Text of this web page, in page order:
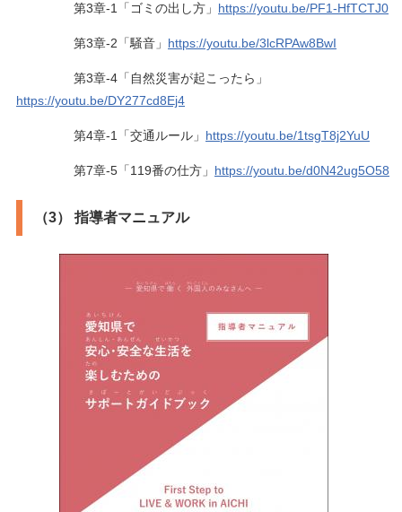
第3章-1「ゴミの出し方」 https://youtu.be/PF1-HfTCTJ0
第3章-2「騒音」 https://youtu.be/3lcRPAw8BwI
第3章-4「自然災害が起こったら」
https://youtu.be/DY277cd8Ej4
第4章-1「交通ルール」 https://youtu.be/1tsgT8j2YuU
第7章-5「119番の仕方」 https://youtu.be/d0N42ug5O58
（3） 指導者マニュアル